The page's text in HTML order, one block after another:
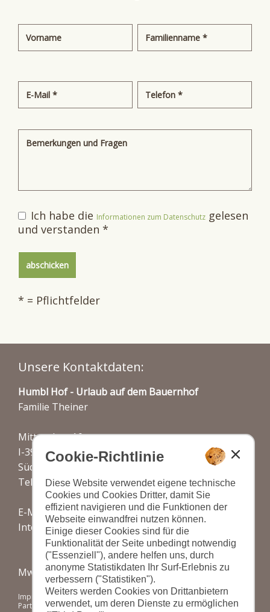
Cookie-Richtlinie
Diese Website verwendet eigene technische
Cookies und Cookies Dritter, damit Sie
effizient navigieren und die Funktionen der
Webseite einwandfrei nutzen können.
Einige dieser Cookies sind für die
Funktionalität der Seite unbedingt notwendig
("Essenziell"), andere helfen uns, durch
anonyme Statistikdaten Ihr Surf-Erlebnis zu
verbessern ("Statistiken").
Weiters werden Cookies von Drittanbietern
verwendet, um deren Dienste zu ermöglichen
Ich habe die Informationen zum Datenschutz gelesen
und verstanden *
* = Pflichtfelder
Unsere Kontaktdaten:
Humbl Hof - Urlaub auf dem Bauernhof
Familie Theiner
Mitterplars 16
I-39022 Algund bei Meran
Südtirol - Italien
Tel. & Fax: (+39) 0473 448687
E-Mail:info@humblhof.com
Internet:www.humblhof.com
Mwst-Nr.: IT02939560211
Impressum | Datenschutz | Cookies
|
Partner: www.suedtirol-ferien.it | Seite drucken